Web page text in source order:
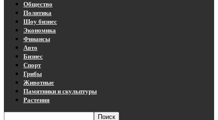
Общество
Политика
Шоу бизнес
Экономика
Финансы
Авто
Бизнес
Спорт
Грибы
Животные
Памятники и скульптуры
Растения